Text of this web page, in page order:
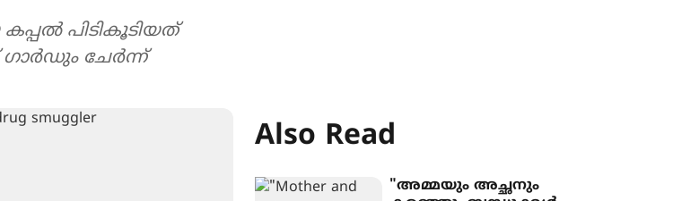
കപ്പൽ പിടികൂടിയത്
ഗാര്‍ഡും ചേർന്ന്
Also Read
"അമ്മയും അച്ഛനും